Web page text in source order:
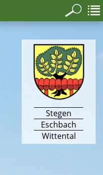
Stegen
Eschbach
Wittental